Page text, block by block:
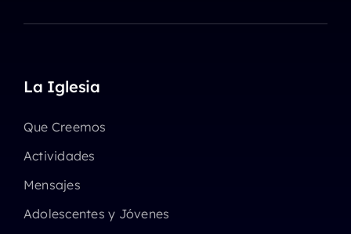
La Iglesia
Que Creemos
Actividades
Mensajes
Adolescentes y Jóvenes